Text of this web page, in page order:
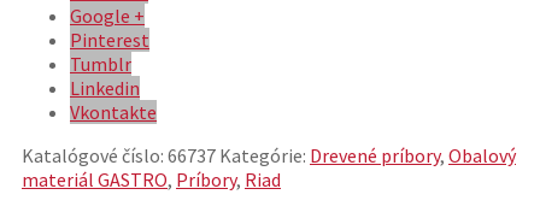
Google +
Pinterest
Tumblr
Linkedin
Vkontakte
Katalógové číslo: 66737 Kategórie: Drevené príbory, Obalový
materiál GASTRO, Príbory, Riad